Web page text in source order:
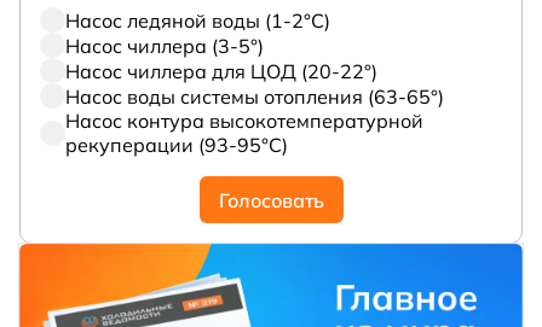
Насос ледяной воды (1-2°С)
Насос чиллера (3-5°)
Насос чиллера для ЦОД (20-22°)
Насос воды системы отопления (63-65°)
Насос контура высокотемпературной
рекуперации (93-95°С)
Голосовать